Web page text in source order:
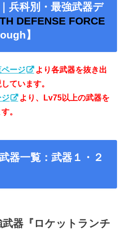
兵科別・最強武器デ
DEFENSE FORCE
】
ージ
より各武器を抜き出
ています。
ジ
より、Lv75以上の武器を
。
器一覧：武器１・２
武器『ロケットランチ